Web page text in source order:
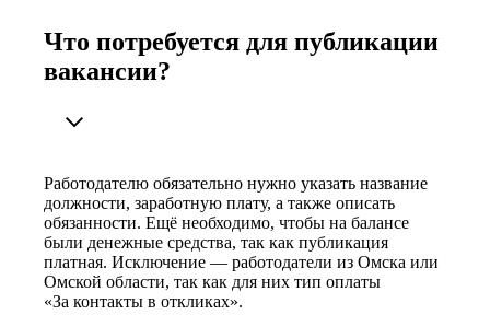
Что потребуется для публикации
вакансии?
Работодателю обязательно нужно указать название
должности, заработную плату, а также описать
обязанности. Ещё необходимо, чтобы на балансе
были денежные средства, так как публикация
платная. Исключение — работодатели из Омска или
Омской области, так как для них тип оплаты
«За контакты в откликах».